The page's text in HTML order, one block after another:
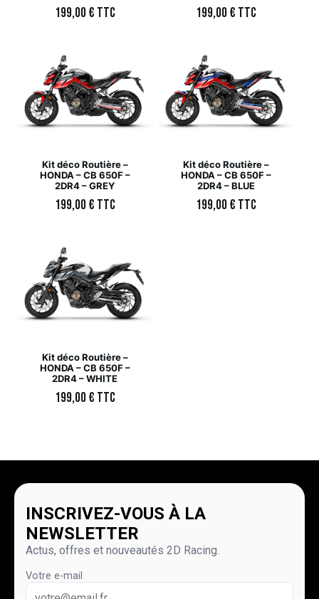
199,00€ TTC 199,00€ TTC
Kit déco Routière –
HONDA – CB 650F –
2DR4 – GREY
199,00€ TTC
Kit déco Routière –
HONDA – CB 650F –
2DR4 – BLUE
199,00€ TTC
Kit déco Routière –
HONDA – CB 650F –
2DR4 – WHITE
199,00€ TTC
INSCRIVEZ-VOUS À LA
NEWSLETTER
Actus, offres et nouveautés 2D Racing.
Votre e-mail